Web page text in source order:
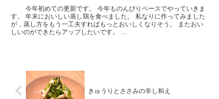
今年初めての更新です。 今年ものんびりペースでやっていきま
す。 年末においしい蒸し鶏を食べました。 私なりに作ってみました
が，蒸し方をもう一工夫すればもっとおいしくなりそう。 またおい
しいのができたらアップしたいです。 ...
きゅうりとささみの辛し和え